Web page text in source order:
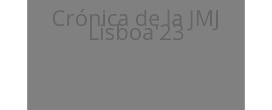
Crónica de la JMJ
Lisboa'23